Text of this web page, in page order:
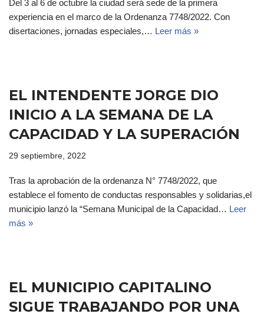
Del 3 al 6 de octubre la ciudad será sede de la primera
experiencia en el marco de la Ordenanza 7748/2022. Con
disertaciones, jornadas especiales,… Leer más »
EL INTENDENTE JORGE DIO
INICIO A LA SEMANA DE LA
CAPACIDAD Y LA SUPERACIÓN
29 septiembre, 2022
Tras la aprobación de la ordenanza N° 7748/2022, que
establece el fomento de conductas responsables y solidarias,el
municipio lanzó la “Semana Municipal de la Capacidad… Leer
más »
EL MUNICIPIO CAPITALINO
SIGUE TRABAJANDO POR UNA